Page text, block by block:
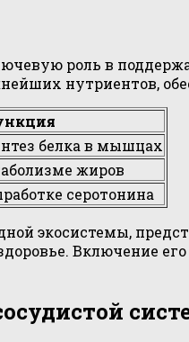
роль в
нутриентов,
белка в мышцах
жиров
серотонина
экосистемы,
Включение